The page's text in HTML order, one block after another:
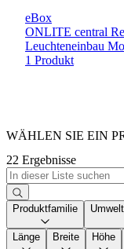
eBox
ONLITE central
Leuchteneinbau
1 Produkt
WÄHLEN SIE EIN
22 Ergebnisse
Produktfamilie
Länge Breite Höhe